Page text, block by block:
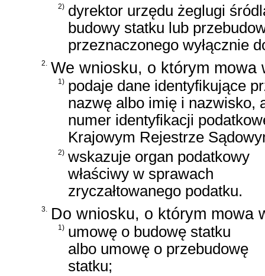
2) dyrektor urzędu żeglugi
budowy statku lub
przeznaczonego wyłącznie
2. We wniosku, o którym
1) podaje dane identyfikujące
nazwę albo imię i nazwisko,
numer identyfikacji
Krajowym Rejestrze
2) wskazuje organ podatkowy
właściwy w sprawach
zryczałtowanego podatku.
3. Do wniosku, o którym mowa
1) umowę o budowę statku
albo umowę o przebudowę
statku;